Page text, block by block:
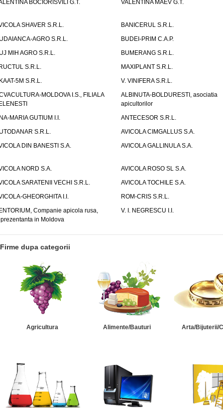
BOCIORISVILI G.T.
VALENTINA MAEV G.T.
SHAVER S.R.L.
BANICERUL S.R.L.
AGRO S.R.L.
BUDEI-PRIM C.A.P.
MIH AGRO S.R.L.
BUMERANG S.R.L.
S.R.L.
MAXIPLANT S.R.L.
5M S.R.L.
V. VINIFERA S.R.L.
MOLDOVA I.S., FILIALA
ALBINUTA-BOLDURESTI, asociatia
apicultorilor
MARIA GUTIUM I.I.
ANTECESOR S.R.L.
S.R.L.
AVICOLA CIMGALLUS S.A.
DIN BANESTI S.A.
AVICOLA GALLINULA S.A.
NORD S.A.
AVICOLA ROSO SL S.A.
SARATENII VECHI S.R.L.
AVICOLA TOCHILE S.A.
GHEORGHITA I.I.
ROM-CRIS S.R.L.
Companie apicola rusa,
in Moldova
V. I. NEGRESCU I.I.
Firme dupa categorii
Agricultura Alimente/Bauturi Arta/Bijuterii/